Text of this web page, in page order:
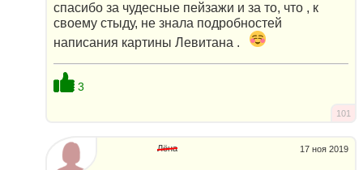
спасибо за чудесные пейзажи и за то, что , к
своему стыду, не знала подробностей
написания картины Левитана .
3
101
17 ноя 2019
Лёна